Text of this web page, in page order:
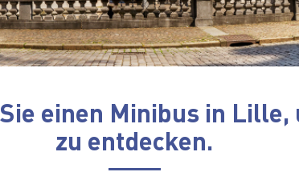
einen Minibus in
zu entdecken.